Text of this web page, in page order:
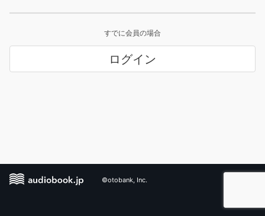
すでに会員の場合
ログイン
©otobank, Inc.